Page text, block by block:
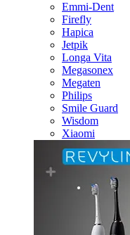
Emmi-Dent
Firefly
Hapica
Jetpik
Longa Vita
Megasonex
Megaten
Philips
Smile Guard
Wisdom
Xiaomi